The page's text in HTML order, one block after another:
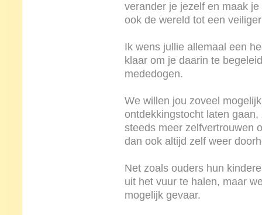
verander je jezelf en maak
ook de wereld tot een
Ik wens jullie allemaal een
klaar om je daarin te
mededogen.
We willen jou zoveel
ontdekkingstocht laten
steeds meer zelfvertrouwen
dan ook altijd zelf weer
Net zoals ouders hun
uit het vuur te halen, maar
mogelijk gevaar.